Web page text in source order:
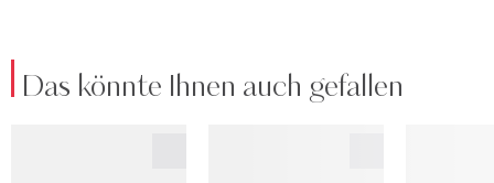
Das könnte Ihnen auch gefallen